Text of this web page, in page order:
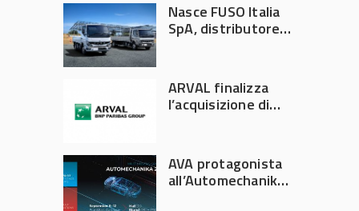
Nasce FUSO Italia
SpA, distributore
ARVAL finalizza
l’acquisizione di
AVA protagonista
all’Automechanika